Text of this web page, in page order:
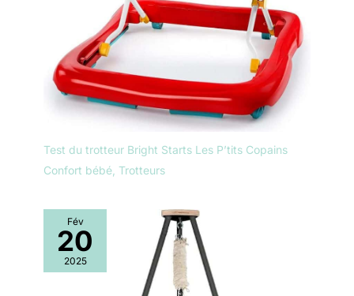
Test du trotteur Bright Starts Les P’tits Copains
Confort bébé Trotteurs
Fév
20
2025